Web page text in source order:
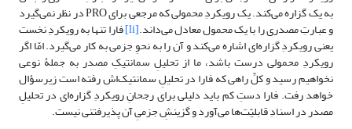
به یک گزاره می‌کند. یک رویکردِ محمولی که مرجعی برای PRO در نظر نمی‌گیرد
و عبارتِ مصدری را با یک محمول معادل می‌داند.[li] فارا تنها به رویکردِ نخست
یعنی رویکردِ گزاره‌ای اشاره می‌کند و آن را به نحوِ جزمی به کار می‌گیرد. امّا اگر
رویکردِ محمولی درست باشد، ما از تحلیلِ سمانتیکِ مصدر به جملۀ نوعی
نخواهیم رسید و کلِّ راهی که فارا در تحلیلِ سمانتیک‌اش رفته است زیرسؤال
خواهد رفت. فارا دستِ کم باید دلیلی برای رجحانِ رویکردِ گزاره‌ای در تحلیلِ
مصدر در اسنادِ قابلیّت‌ها می‌آورد و گزینشِ جزمیِ آن پذیرفتنی نیست.